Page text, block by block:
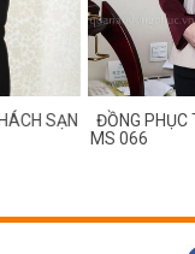
SẠN
ĐỒNG PHỤC
MS 066